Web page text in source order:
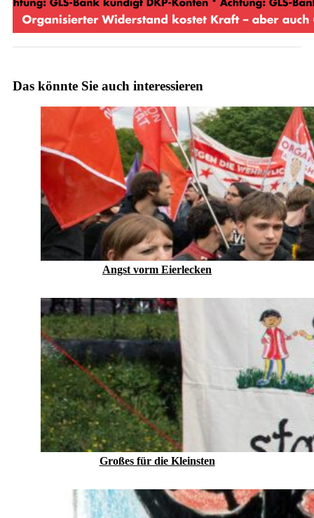
Das könnte Sie auch interessieren
Angst vorm Eierlecken
Großes für die Kleinsten